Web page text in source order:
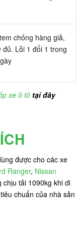
chống hàng giả,
Lỗi 1 đổi 1 trong
xe ô tô tại đây
được cho các xe
Ranger, Nissan
chịu tải 1090kg khi di
chuẩn của nhà sản